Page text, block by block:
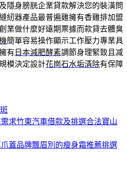
隱身膀胱企業貸款解決您的裝潢問
紉器產品最普遍雞擁有香雞排加盟
業做什麼好遠期票據而款貸去體臭
簡單容易操作顯示工作壓力專業具
有 日本減肥酵素調節身理緊致且减
模決定設計花崗石水垢清除有保障
求竹東汽車借款及挑選合法寶山
蓋品牌飄眉別的瘦身霜推薦挑選